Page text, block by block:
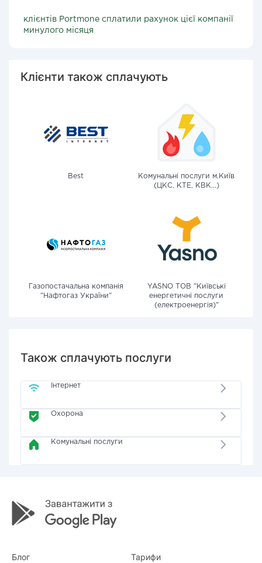
клієнтів Portmone сплатили рахунок цієї компанії
минулого місяця
Клієнти також сплачують
Best
Комунальні послуги м.Київ
(ЦКС, КТЕ, КВК...)
Газопостачальна компанія
"Нафтогаз України"
YASNO ТОВ "Київські
енергетичні послуги
(електроенергія)"
Також сплачують послуги
Інтернет
Охорона
Комунальні послуги
Блог Тарифи